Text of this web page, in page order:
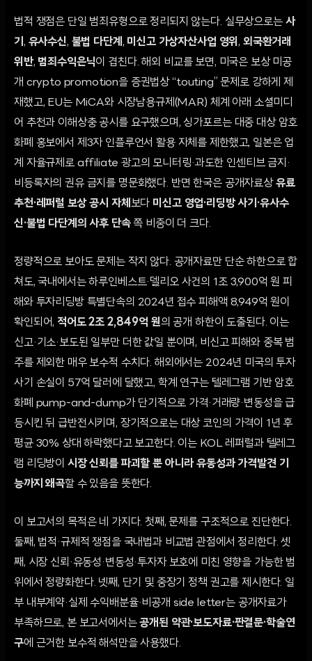
법적 쟁점은 단일 범죄유형으로 정리되지 않는다. 실무상으로는 사
기 , 유사수신, 불법 다단계 , 미신고 가상자산사업 영위, 외국환거래
위반, 범죄수익은닉이 겹친다. 해외 비교를 보면, 미국은 보상 미공
개 crypto promotion을 증권법상 “touting” 문제로 강하게 제
재했고, EU는 MiCA와 시장남용규제(MAR) 체계 아래 소셜미디
어 추천과 이해상충 공시를 요구했으며, 싱가포르는 대중 대상 암호
화폐 홍보에서 제3자 인플루언서 활용 자체를 제한했고, 일본은 업
계 자율규제로 affiliate 광고의 모니터링·과도한 인센티브 금지·
비등록자의 권유 금지를 명문화했다. 반면 한국은 공개자료상유료
추천·레퍼럴 보상 공시 자체 보다 미신고 영업·리딩방 사기·유사수
신·불법 다단계의 사후 단속쪽 비중이 더 크다.
정량적으로 보아도 문제는 작지 않다. 공개자료만 단순 하한으로 합
쳐도, 국내에서는 하루인베스트·델리오 사건의 1조 3,900억 원 피
해와 투자리딩방 특별단속의 2024년 접수 피해액 8,949억 원이
확인되어, 적어도 2조 2,849억 원의 공개 하한이 도출된다. 이는
신고·기소·보도된 일부만 더한 값일 뿐이며, 비신고 피해와 중복 범
주를 제외한 매우 보수적 수치다. 해외에서는 2024년 미국의 투자
사기 손실이 57억 달러에 달했고, 학계 연구는 텔레그램 기반 암호
화폐 pump-and-dump가 단기적으로 가격·거래량·변동성을 급
등시킨 뒤 급반전시키며, 장기적으로는 대상 코인의 가격이 1년 후
평균 30% 상대 하락했다고 보고한다. 이는 KOL 레퍼럴과 텔레그
램 리딩방이 시장 신뢰를 파괴할 뿐 아니라 유동성과 가격발견 기
능까지 왜곡할 수 있음을 뜻한다.
이 보고서의 목적은 네 가지다. 첫째, 문제를 구조적으로 진단한다.
둘째, 법적·규제적 쟁점을 국내법과 비교법 관점에서 정리한다. 셋
째, 시장 신뢰·유동성·변동성·투자자 보호에 미친 영향을 가능한 범
위에서 정량화한다. 넷째, 단기 및 중장기 정책 권고를 제시한다. 일
부 내부계약·실제 수익배분율·비공개 side letter는 공개자료가
부족하므로, 본 보고서에서는공개된 약관·보도자료·판결문·학술연
구에 근거한 보수적 해석만을 사용했다.